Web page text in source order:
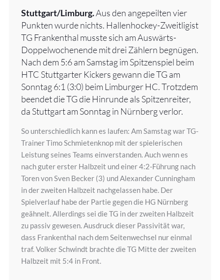
Stuttgart/Limburg.Aus den angepeilten vier
Punkten wurde nichts. Hallenhockey-Zweitligist
TG Frankenthal musste sich am Auswärts-
Doppelwochenende mit drei Zählern begnügen.
Nach dem 5:6 am Samstag im Spitzenspiel beim
HTC Stuttgarter Kickers gewann die TG am
Sonntag 6:1 (3:0) beim Limburger HC. Trotzdem
beendet die TG die Hinrunde als Spitzenreiter,
da Stuttgart am Sonntag in Nürnberg verlor.
So unterschiedlich kann es laufen: Am Samstag war TG-
Trainer Timo Schmietenknop mit der spielerischen
Leistung seines Teams einverstanden. Auch wenn es
nach guter erster Halbzeit und einer 4:2-Führung nach
Toren von Sven Becker (3) und Alexander Cunningham
in der zweiten Halbzeit nachgelassen habe. Der
Spielverlauf habe der Partie gegen die HG Nürnberg
geähnelt. Allerdings sei die TG in der zweiten Halbzeit
zu passiv gewesen. Ausdruck dieser Passivität war,
dass Frankenthal nach dem Seitenwechsel nur einmal
traf. Volker Schwindt brachte die TG Mitte der zweiten
Halbzeit mit 5:4 in Front.